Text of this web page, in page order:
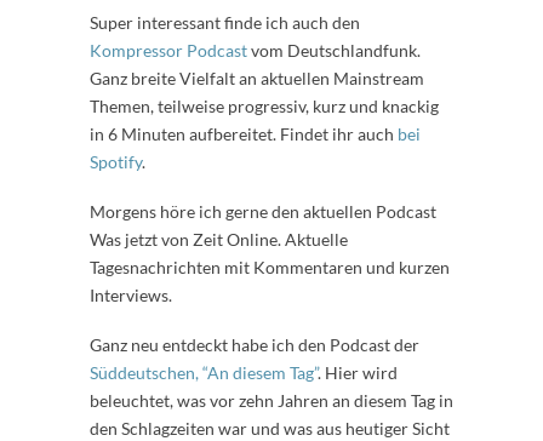
Super interessant finde ich auch den
Kompressor Podcastvom Deutschlandfunk.
Ganz breite Vielfalt an aktuellen Mainstream
Themen, teilweise progressiv, kurz und knackig
in 6 Minuten aufbereitet. Findet ihr auch bei
Spotify.
Morgens höre ich gerne den aktuellen Podcast
Was jetzt von Zeit Online. Aktuelle
Tagesnachrichten mit Kommentaren und kurzen
Interviews.
Ganz neu entdeckt habe ich den Podcast der
Süddeutschen, “An diesem Tag”. Hier wird
beleuchtet, was vor zehn Jahren an diesem Tag in
den Schlagzeiten war und was aus heutiger Sicht